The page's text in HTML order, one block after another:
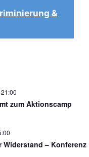
&
zum Aktionscamp
– Konferenz